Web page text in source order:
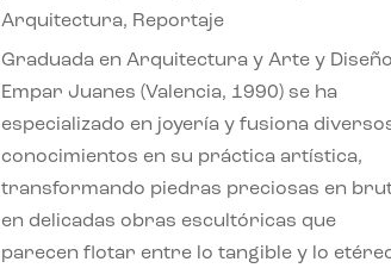
Arquitectura, Reportaje
Graduada en Arquitectura y Arte y
Empar Juanes (Valencia, 1990) se ha
especializado en joyería y fusiona
conocimientos en su práctica artística,
transformando piedras preciosas en
en delicadas obras escultóricas que
parecen flotar entre lo tangible y lo